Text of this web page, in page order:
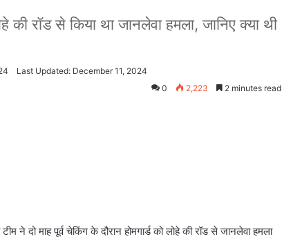
की रॉड से किया था जानलेवा हमला, जानिए क्या थी
Last Updated: December 11, 2024
0
2,223 2 minutes read
ने दो माह पूर्व चेकिंग के दौरान होमगार्ड को लोहे की रॉड से जानलेवा हमला